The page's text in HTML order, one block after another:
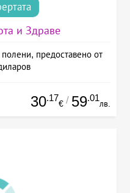
и Здраве
предоставено от
30.17
€ / 59.01
лв.